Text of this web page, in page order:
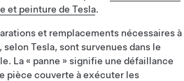
et peinture de Tesla.
et remplacements nécessaires à
Tesla, sont survenues dans le
La « panne » signifie une défaillance
pièce couverte à exécuter les